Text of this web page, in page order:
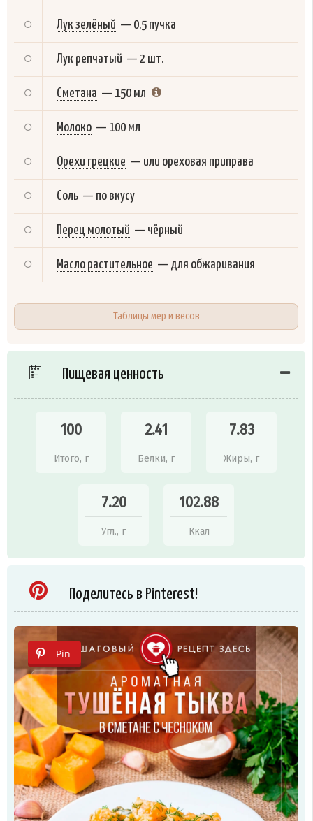
Лук зелёный — 0.5 пучка
Лук репчатый — 2 шт.
Сметана — 150 мл
Молоко — 100 мл
Орехи грецкие — или ореховая приправа
Соль — по вкусу
Перец молотый — чёрный
Масло растительное — для обжаривания
Таблицы мер и весов
Пищевая ценность
100
Итого, г
2.41
Белки, г
7.83
Жиры, г
7.20
Угл., г
102.88
Ккал
Поделитесь в Pinterest!
Pin